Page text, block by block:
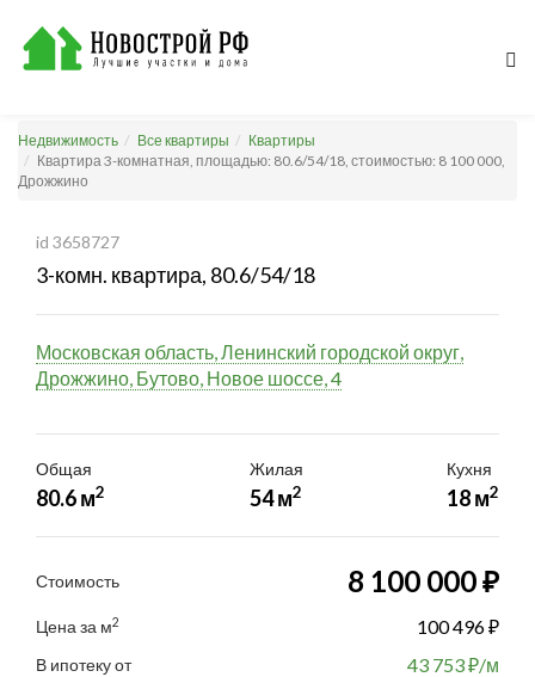
Недвижимость Все квартиры
Квартиры
Квартира 3-комнатная, площадью: 80.6/54/18, стоимостью: 8 100 000,
Дрожжино
id 3658727
3-комн. квартира, 80.6/54/18
Московская область, Ленинский городской округ,
Дрожжино, Бутово, Новое шоссе, 4
Общая
80.6 м2
Жилая
54 м2
Кухня
18 м2
Стоимость 8 100 000 ₽
Цена за м2 100 496 ₽
В ипотеку от 43 753₽/м